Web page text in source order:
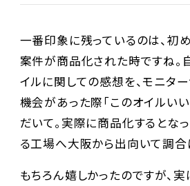
一番印象に残っているのは、初
案件が商品化された時ですね。
イルに関しての感想を、モニタ
機会があった際「このオイルいい
だいて。実際に商品化するとな
る工場へ大阪から出向いて調合
もちろん嬉しかったのですが、